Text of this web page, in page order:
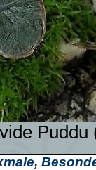
Puddu